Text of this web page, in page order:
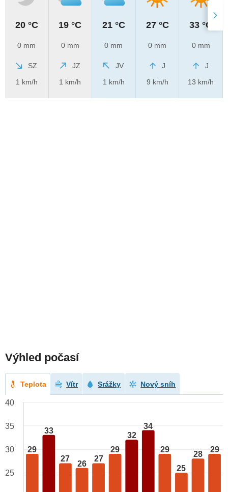
20 °C
0 mm
SZ
1 km/h
19 °C
0 mm
JZ
1 km/h
21 °C
0 mm
JV
1 km/h
27 °C
0 mm
J
9 km/h
33 °C
0 mm
J
13 km/h
Výhled počasí
Teplota Vítr Srážky Nový sníh
29
33
27
26
27
29
32
34
29
25
28
29
40
35
30
25